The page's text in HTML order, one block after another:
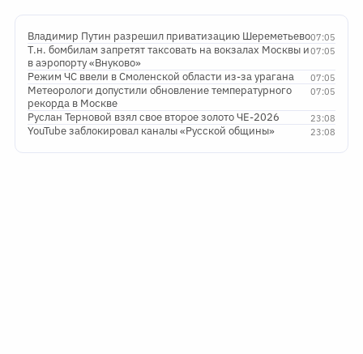
07:05
Владимир Путин разрешил приватизацию Шереметьево
07:05
Т.н. бомбилам запретят таксовать на вокзалах Москвы и
в аэропорту «Внуково»
07:05
Режим ЧС ввели в Смоленской области из-за урагана
07:05
Метеорологи допустили обновление температурного
рекорда в Москве
23:08
Руслан Терновой взял свое второе золото ЧЕ-2026
23:08
YouTube заблокировал каналы «Русской общины»